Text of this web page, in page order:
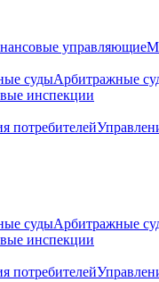
управляющие
судыАрбитражные
инспекции
потребителей
судыАрбитражные
инспекции
потребителей